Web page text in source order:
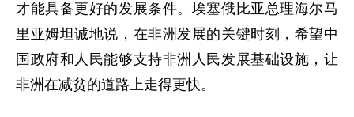
才能具备更好的发展条件。埃塞俄比亚总理海尔马
里亚姆坦诚地说，在非洲发展的关键时刻，希望中
国政府和人民能够支持非洲人民发展基础设施，让
非洲在减贫的道路上走得更快。